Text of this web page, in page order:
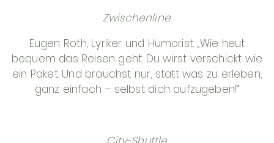
Zwischenline:
Eugen Roth, Lyriker und Humorist: „Wie heut
bequem das Reisen geht: Du wirst verschickt wie
ein Paket. Und brauchst nur, statt was zu erleben,
ganz einfach – selbst dich aufzugeben!“